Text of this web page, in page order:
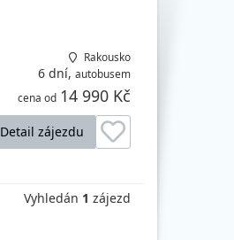
Rakousko
6 dní, autobusem
cena od 14 990 Kč
Detail zájezdu
Vyhledán 1 zájezd